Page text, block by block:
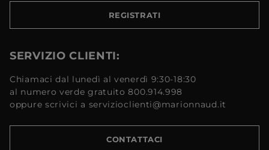
REGISTRATI
SERVIZIO CLIENTI:
Chiamaci dal lunedì al venerdì 9:30-18:30
al numero verde gratuito 800.914.998
oppure scrivici a servizioclienti@marionnaud.it
CONTATTACI